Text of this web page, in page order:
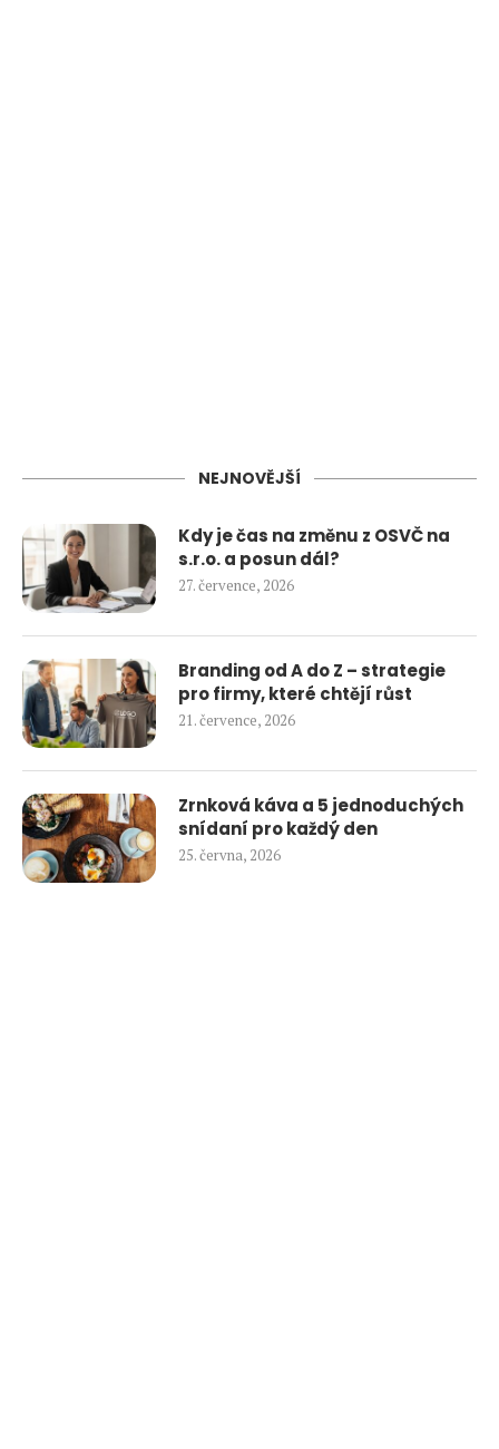
NEJNOVĚJŠÍ
Kdy je čas na změnu z OSVČ na
s.r.o. a posun dál?
27. července, 2026
Branding od A do Z – strategie
pro firmy, které chtějí růst
21. července, 2026
Zrnková káva a 5 jednoduchých
snídaní pro každý den
25. června, 2026